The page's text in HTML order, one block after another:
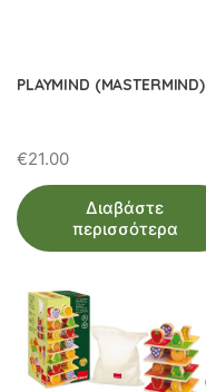
PLAYMIND (MASTERMIND)
€21.00
Διαβάστε
περισσότερα